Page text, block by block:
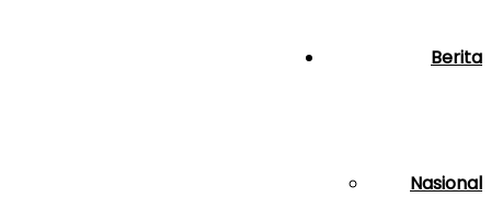
Berita
Nasional